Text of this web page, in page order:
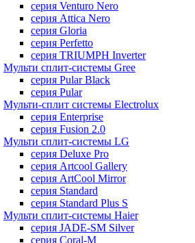
серия Venturo Nero
серия Attica Nero
серия Gloria
серия Perfetto
серия TRIUMPH Inverter
Мульти сплит-системы Gree
серия Pular Black
серия Pular
Мульти-сплит системы Electrolux
серия Enterprise
серия Fusion 2.0
Мульти сплит-системы LG
серия Deluxe Pro
серия Artcool Gallery
серия ArtCool Mirror
серия Standard
серия Standard Plus S
Мульти сплит-системы Haier
серия JADE-SM Silver
серия Coral-M